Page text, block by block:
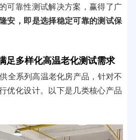
可靠性测试解决方案，赢得了广
安，即是选择稳定可靠的测试保
足多样化高温老化测试需求
全系列高温老化房产品，针对不
优化设计。以下是几类核心产品